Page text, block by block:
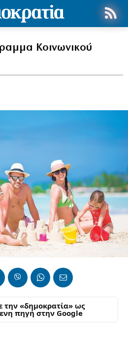
Κοινωνικού
την «δημοκρατία» ως
πηγή στην Google